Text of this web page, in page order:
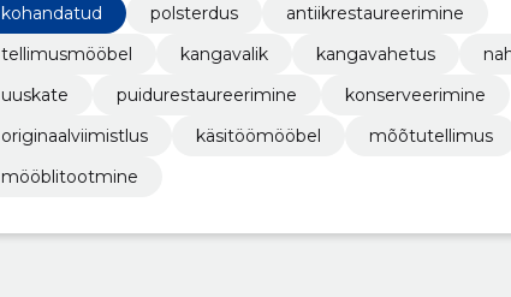
kohandatud
polsterdus
antiikrestaureerimine
tellimusmööbel
kangavalik kangavahetus
uuskate
puidurestaureerimine
konserveerimine
originaalviimistlus
käsitöömööbel
mõõtutellimus
mööblitootmine